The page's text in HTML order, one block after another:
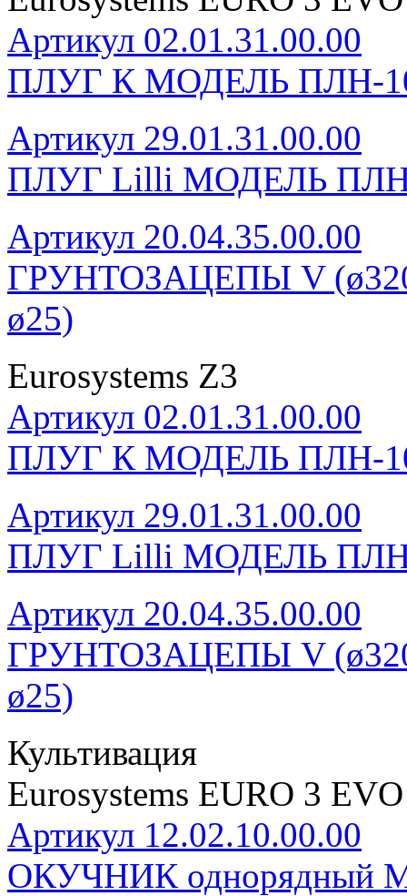
Артикул 02.01.31.00.00
ПЛУГ К МОДЕЛЬ ПЛН-
Артикул 29.01.31.00.00
ПЛУГ Lilli МОДЕЛЬ
Артикул 20.04.35.00.00
ГРУНТОЗАЦЕПЫ V (ø320,
ø25)
Eurosystems Z3
Артикул 02.01.31.00.00
ПЛУГ К МОДЕЛЬ ПЛН-
Артикул 29.01.31.00.00
ПЛУГ Lilli МОДЕЛЬ
Артикул 20.04.35.00.00
ГРУНТОЗАЦЕПЫ V (ø320,
ø25)
Культивация
Eurosystems EURO 3 EVO
Артикул 12.02.10.00.00
ОКУЧНИК однорядный